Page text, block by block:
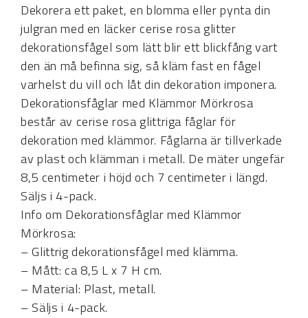
Dekorera ett paket, en blomma eller pynta din
julgran med en läcker cerise rosa glitter
dekorationsfågel som lätt blir ett blickfång vart
den än må befinna sig, så kläm fast en fågel
varhelst du vill och låt din dekoration imponera.
Dekorationsfåglar med Klämmor Mörkrosa
består av cerise rosa glittriga fåglar för
dekoration med klämmor. Fåglarna är tillverkade
av plast och klämman i metall. De mäter ungefär
8,5 centimeter i höjd och 7 centimeter i längd.
Säljs i 4-pack.
Info om Dekorationsfåglar med Klämmor
Mörkrosa:
– Glittrig dekorationsfågel med klämma.
– Mått: ca 8,5 L x 7 H cm.
– Material: Plast, metall.
– Säljs i 4-pack.